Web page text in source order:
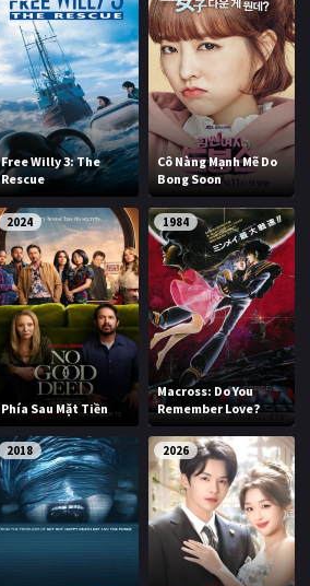
Free Willy 3: The
Rescue
Cô Nàng Mạnh Mẽ Do
Bong Soon
2024
Phía Sau Mặt Tiền
1984
Macross: Do You
Remember Love?
2018 2026